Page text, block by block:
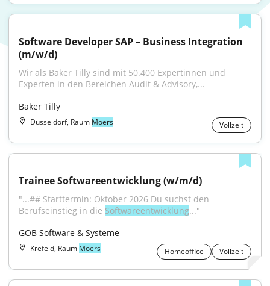
Software Developer SAP – Business Integration
(m/w/d)
Wir als Baker Tilly sind mit 50.400 Expertinnen und
Experten in den Bereichen Audit & Advisory,...
Baker Tilly
Düsseldorf, Raum Moers Vollzeit
Trainee Softwareentwicklung (w/m/d)
"...## Starttermin: Oktober 2026 Du suchst den
Berufseinstieg in die Softwareentwicklung..."
GOB Software & Systeme
Krefeld, Raum Moers Homeoffice Vollzeit